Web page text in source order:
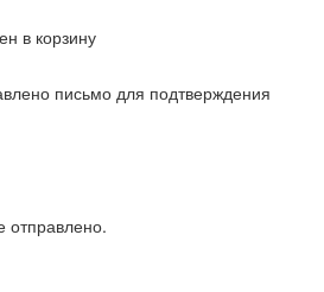
в корзину
письмо для подтверждения